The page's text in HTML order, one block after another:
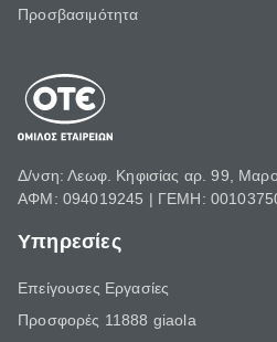
Προσβασιμότητα
Δ/νση: Λεωφ. Κηφισίας αρ. 99,
ΑΦΜ: 094019245 | ΓΕΜΗ:
Υπηρεσίες
Επείγουσες Εργασίες
Προσφορές 11888 giaola